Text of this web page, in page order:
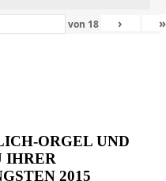
von 18 › »
ORGEL UND
IHRER
2015